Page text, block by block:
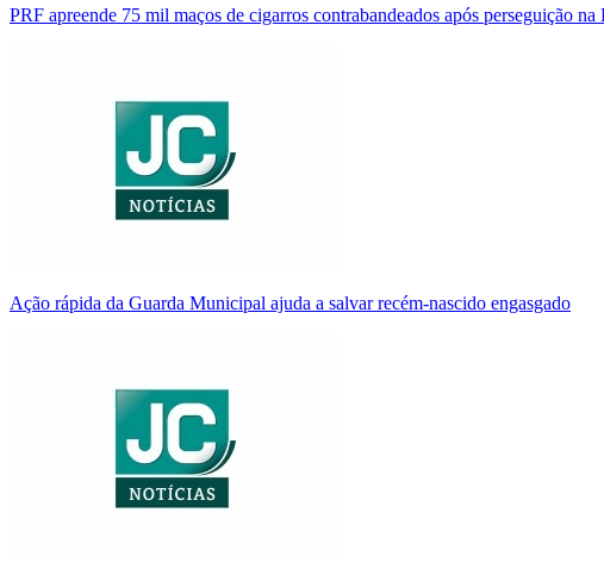
PRF apreende 75 mil maços de cigarros contrabandeados após perseguição
Ação rápida da Guarda Municipal ajuda a salvar recém-nascido engasgado